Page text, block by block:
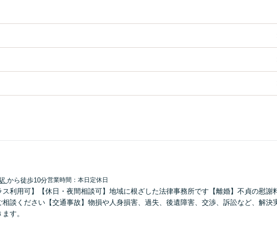
から徒歩10分営業時間：本日定休日
ス利用可】【休日・夜間相談可】地域に根ざした法律事務所です【離婚】不貞の慰謝
談ください【交通事故】物損や人身損害、過失、後遺障害、交渉、訴訟など、解決
す。